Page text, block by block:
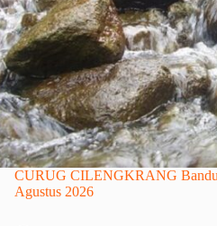
CURUG CILENGKRANG
Agustus 2026